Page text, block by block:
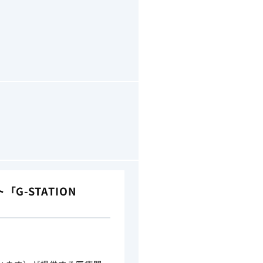
G-STATION